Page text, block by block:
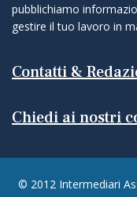
pubblichiamo
gestire il tuo lavoro in
Contatti &
Chiedi ai nostri
© 2012 Intermediari